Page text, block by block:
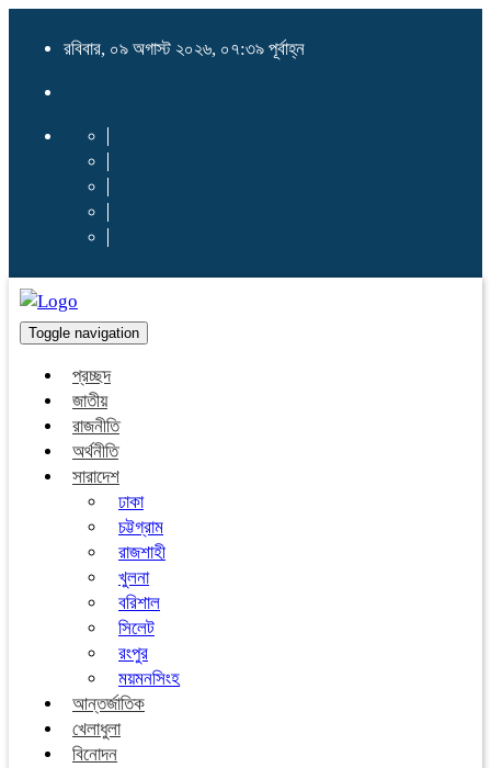
রবিবার, ০৯ অগাস্ট ২০২৬, ০৭:৩৯ পূর্বাহ্ন
Toggle navigation
প্রচ্ছদ
জাতীয়
রাজনীতি
অর্থনীতি
সারাদেশ
ঢাকা
চট্টগ্রাম
রাজশাহী
খুলনা
বরিশাল
সিলেট
রংপুর
ময়মনসিংহ
আন্তর্জাতিক
খেলাধুলা
বিনোদন